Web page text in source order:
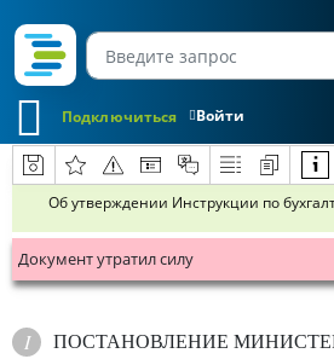
Войти
Подключиться
Об утверждении Инструкции по
Документ утратил силу
ПОСТАНОВЛЕНИЕ